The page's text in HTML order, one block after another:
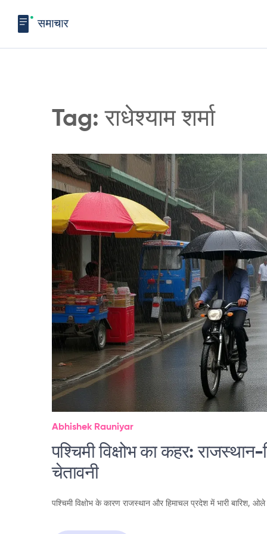
Tag: राधेश्याम शर्मा
Abhishek Rauniyar
पश्चिमी विक्षोभ का कहर:
चेतावनी
पश्चिमी विक्षोभ के कारण राजस्थान और हिमाचल प्रदेश में भारी बारिश,